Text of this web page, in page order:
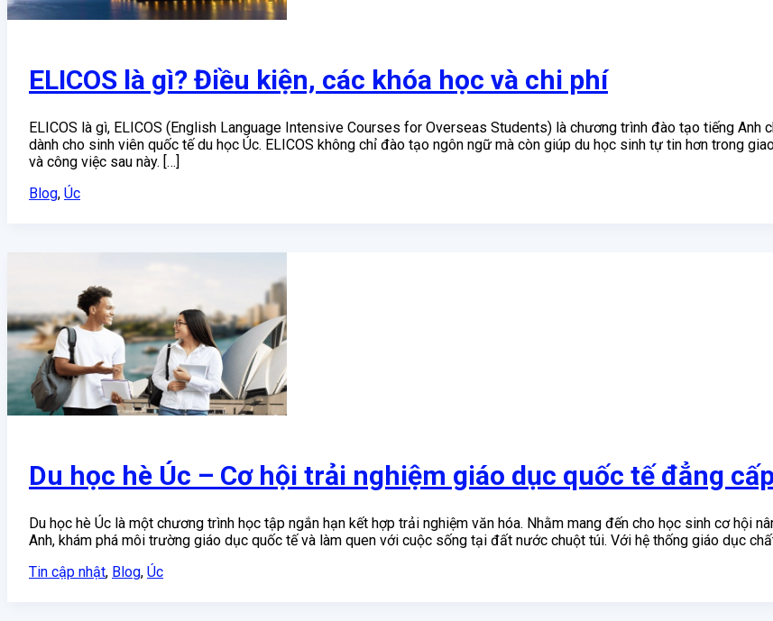
ELICOS là gì? Điều kiện, các khóa học và chi phí
ELICOS là gì, ELICOS (English Language Intensive Courses for Overseas Students) là chương trình đào tạo tiếng Anh
dành cho sinh viên quốc tế du học Úc. ELICOS không chỉ đào tạo ngôn ngữ mà còn giúp du học sinh tự tin hơn trong
và công việc sau này. […]
Blog, Úc
Du học hè Úc – Cơ hội trải nghiệm giáo dục quốc tế đẳng
Du học hè Úc là một chương trình học tập ngắn hạn kết hợp trải nghiệm văn hóa. Nhằm mang đến cho học sinh cơ hội
Anh, khám phá môi trường giáo dục quốc tế và làm quen với cuộc sống tại đất nước chuột túi. Với hệ thống giáo dục
Tin cập nhật, Blog, Úc